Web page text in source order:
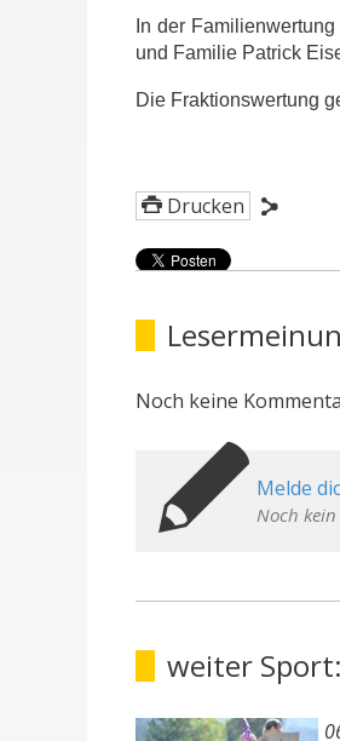
In der
und Familie Patrick
Die Fraktionswertung
Drucken
Noch keine
Melde
Noch
weiter Sport: